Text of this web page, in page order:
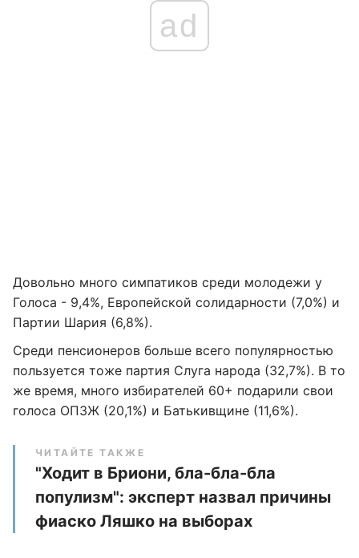
ad
Довольно много симпатиков среди молодежи у
Голоса - 9,4%, Европейской солидарности (7,0%) и
Партии Шария (6,8%).
Среди пенсионеров больше всего популярностью
пользуется тоже партия Слуга народа (32,7%). В то
же время, много избирателей 60+ подарили свои
голоса ОПЗЖ (20,1%) и Батькивщине (11,6%).
ЧИТАЙТЕ ТАКЖЕ
"Ходит в Бриони, бла-бла-бла
популизм": эксперт назвал причины
фиаско Ляшко на выборах